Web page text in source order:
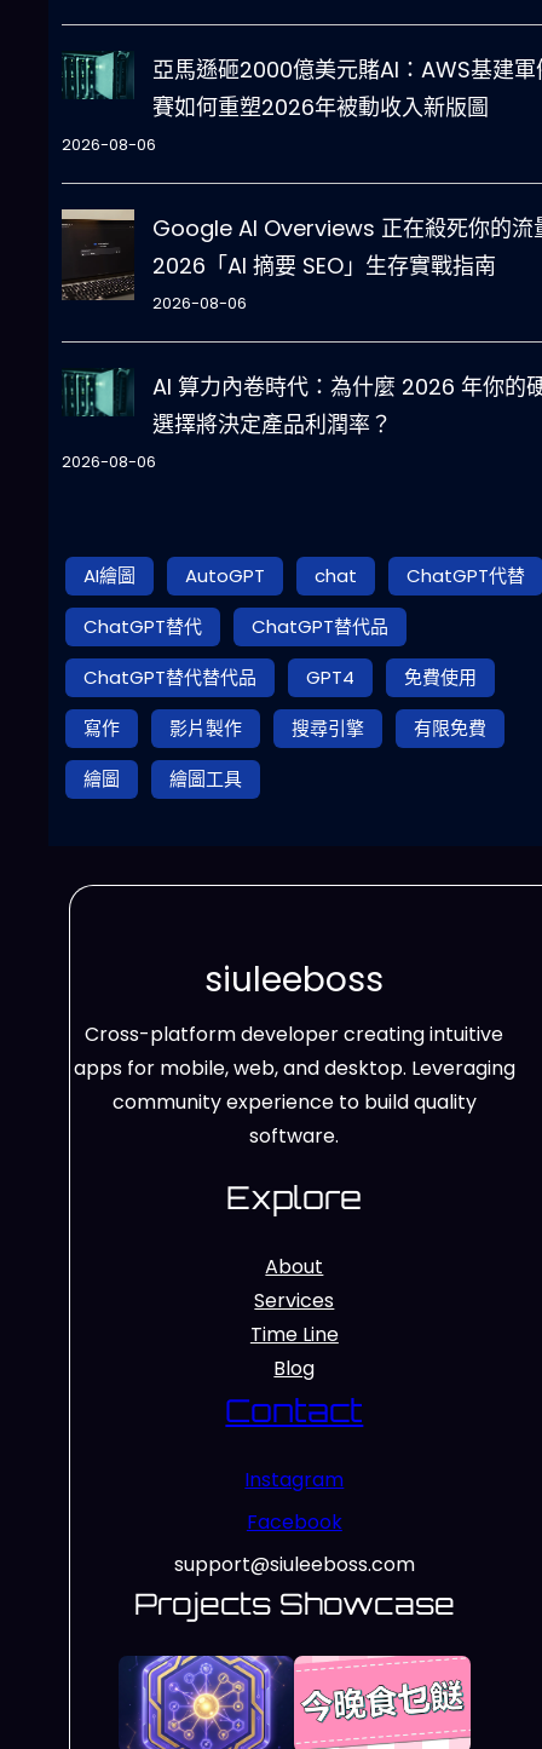
亞馬遜砸2000億美元賭AI：AWS基建軍
賽如何重塑2026年被動收入新版圖
2026-08-06
Google AI Overviews 正在殺死你的流
2026「AI 摘要 SEO」生存實戰指南
2026-08-06
AI 算力內卷時代：為什麼 2026 年你的
選擇將決定產品利潤率？
2026-08-06
AI繪圖 AutoGPT chat
ChatGPT代替
ChatGPT替代
ChatGPT替代品
ChatGPT替代替代品
GPT4
免費使用
寫作
影片製作 搜尋引擎
有限免費
繪圖
繪圖工具
siuleeboss
Cross-platform developer creating intuitive
apps for mobile, web, and desktop. Leveraging
community experience to build quality
software.
Explore
About
Services
Time Line
Blog
Contact
Instagram
Facebook
support@siuleeboss.com
Projects Showcase